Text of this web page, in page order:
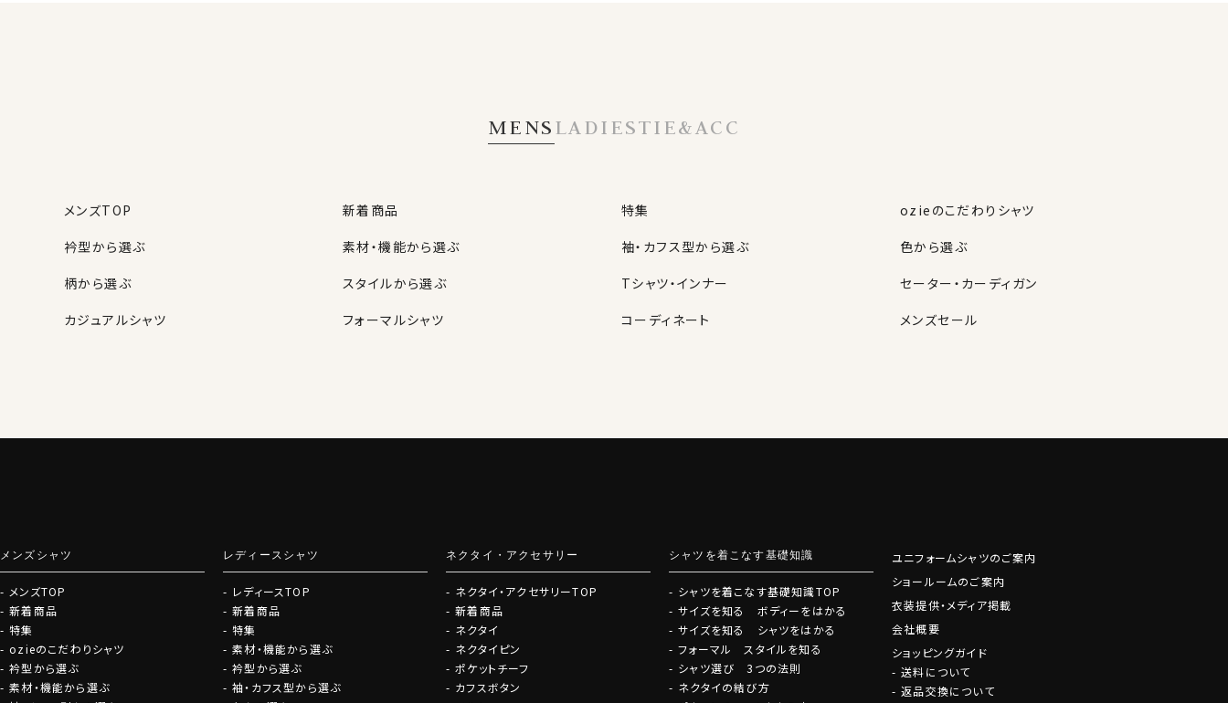
MENSLADIESTIE&ACC
メンズTOP 新着商品 特集
ozieのこだわりシャツ
衿型から選ぶ
素材・機能から選ぶ 袖・カフス型から選ぶ
色から選ぶ
柄から選ぶ
スタイルから選ぶ Tシャツ・インナー
セーター・カーディガン
カジュアルシャツ
フォーマルシャツ コーディネート
メンズセール
メンズシャツ
メンズTOP
新着商品
特集
ozieのこだわりシャツ
衿型から選ぶ
素材・機能から選ぶ
レディースシャツ
レディースTOP
新着商品
特集
素材・機能から選ぶ
衿型から選ぶ
袖・カフス型から選ぶ
ネクタイ・アクセサリー
ネクタイ・アクセサリーTOP
新着商品
ネクタイ
ネクタイピン
ポケットチーフ
カフスボタン
シャツを着こなす基礎知識
シャツを着こなす基礎知識TOP
サイズを知る ボディーをはかる
サイズを知る シャツをはかる
フォーマル スタイルを知る
シャツ選び 3つの法則
ネクタイの結び方
ユニフォームシャツのご案内
ショールームのご案内
衣装提供・メディア掲載
会社概要
ショッピングガイド
送料について
返品交換について